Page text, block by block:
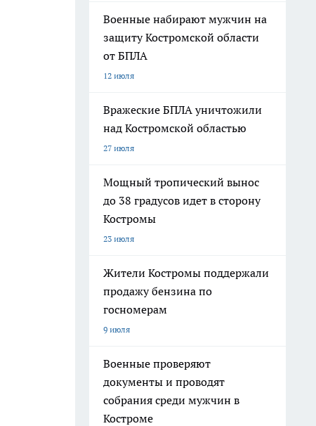
Военные набирают мужчин на
защиту Костромской области
от БПЛА
12 июля
Вражеские БПЛА уничтожили
над Костромской областью
27 июля
Мощный тропический вынос
до 38 градусов идет в сторону
Костромы
23 июля
Жители Костромы поддержали
продажу бензина по
госномерам
9 июля
Военные проверяют
документы и проводят
собрания среди мужчин в
Костроме